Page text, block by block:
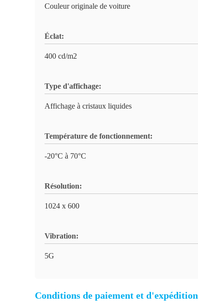
Couleur originale de voiture
Éclat:
400 cd/m2
Type d'affichage:
Affichage à cristaux liquides
Température de fonctionnement:
-20°C à 70°C
Résolution:
1024 x 600
Vibration:
5G
Conditions de paiement et d'expédition